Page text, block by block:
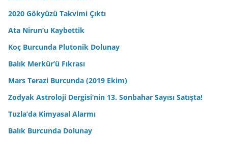
2020 Gökyüzü Takvimi Çıktı
Ata Nirun’u Kaybettik
Koç Burcunda Plutonik Dolunay
Balık Merkür’ü Fıkrası
Mars Terazi Burcunda (2019 Ekim)
Zodyak Astroloji Dergisi’nin 13. Sonbahar Sayısı Satışta!
Tuzla’da Kimyasal Alarmı
Balık Burcunda Dolunay